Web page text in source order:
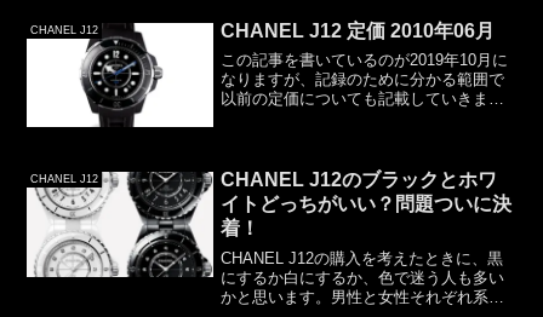
ですね。出典：Instag...
CHANEL J12 CHANEL J12 定価 2010年06月
この記事を書いているのが2019年10月に
なりますが、記録のために分かる範囲で
以前の定価についても記載していきま
2010年06月 CHA...
CHANEL J12
CHANEL J12のブラックとホワ
イトどっちがいい？問題ついに決
着！
CHANEL J12の購入を考えたときに、黒
にするか白にするか、色で迷う人も多い
かと思います。男性と女性それぞれ系統